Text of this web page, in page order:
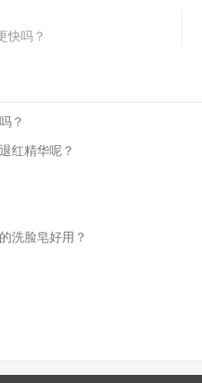
快吗？
？
红精华呢？
洗脸皂好用？